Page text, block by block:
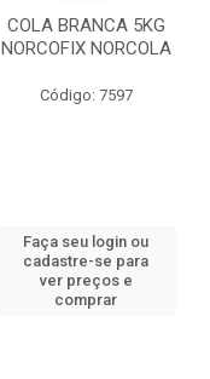
COLA BRANCA 5KG
NORCOFIX NORCOLA
Código: 7597
Faça seu login ou
cadastre-se para
ver preços e
comprar